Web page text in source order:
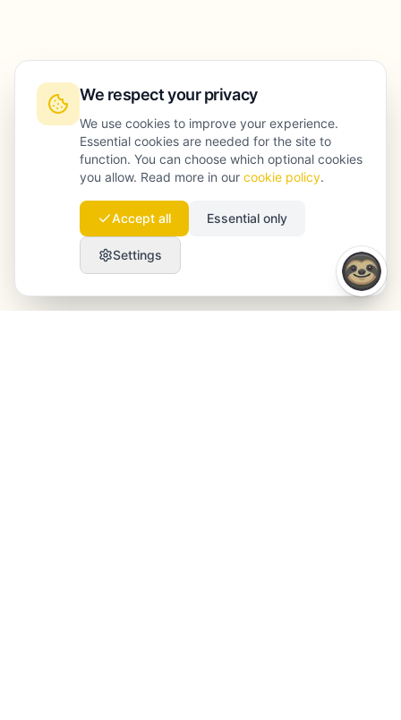
We respect your privacy
We use cookies to improve your experience.
Essential cookies are needed for the site to
function. You can choose which optional cookies
you allow. Read more in our cookie policy.
Accept all Essential only
Settings